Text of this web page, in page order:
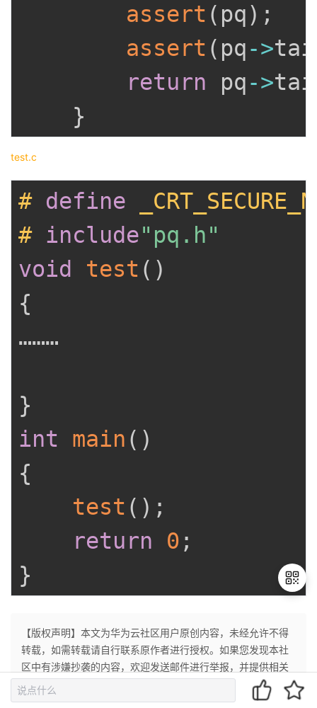
assert ( pq) ;
assert ( pq->
return pq->
}
test.c
# define
# include"pq.h"
void
test ( )
{
………
}
int
main ( )
{
test ( ) ;
return
0 ;
}
【版权声明】本文为华为云社区用户原创内容，未经允许不得
转载，如需转载请自行联系原作者进行授权。如果您发现本社
区中有涉嫌抄袭的内容，欢迎发送邮件进行举报，并提供相关
证据，一经查实，本社区将立刻删除涉嫌侵权内容，举报邮
箱：cloudbbs@huaweicloud.com